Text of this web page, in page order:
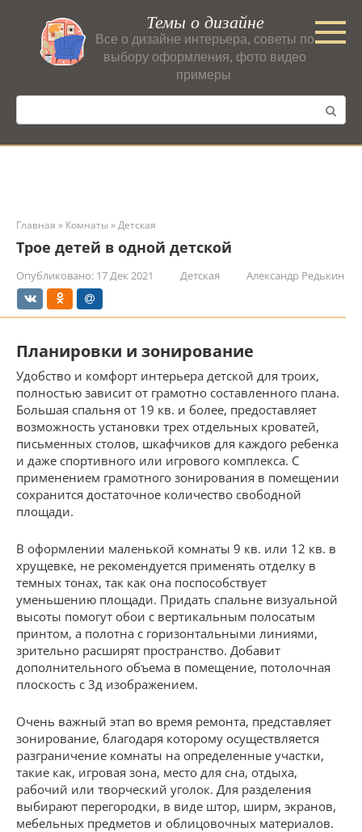
контенту
Темы о дизайне
Все о дизайне интерьера, советы по
выбору оформления, фото видео
примеры
Поиск:
Главная » Комнаты »Детская
Трое детей в одной детской
Опубликовано: 17 Дек 2021 Детская Александр Редькин
Планировки и зонирование
Удобство и комфорт интерьера детской для троих,
полностью зависит от грамотно составленного плана.
Большая спальня от 19 кв. и более, предоставляет
возможность установки трех отдельных кроватей,
письменных столов, шкафчиков для каждого ребенка
и даже спортивного или игрового комплекса. С
применением грамотного зонирования в помещении
сохранится достаточное количество свободной
площади.
В оформлении маленькой комнаты 9 кв. или 12 кв. в
хрущевке, не рекомендуется применять отделку в
темных тонах, так как она поспособствует
уменьшению площади. Придать спальне визуальной
высоты помогут обои с вертикальным полосатым
принтом, а полотна с горизонтальными линиями,
зрительно расширят пространство. Добавит
дополнительного объема в помещение, потолочная
плоскость с 3д изображением.
Очень важный этап во время ремонта, представляет
зонирование, благодаря которому осуществляется
разграничение комнаты на определенные участки,
такие как, игровая зона, место для сна, отдыха,
рабочий или творческий уголок. Для разделения
выбирают перегородки, в виде штор, ширм, экранов,
мебельных предметов и облицовочных материалов.